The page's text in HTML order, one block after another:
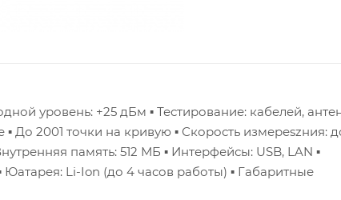
уровень: +25 дБм ▪ Тестирование: кабелей,
▪ До 2001 точки на кривую ▪ Скорость измереszния:
память: 512 МБ ▪ Интерфейсы: USB, LAN ▪
Юатарея: Li-Ion (до 4 часов работы) ▪ Габаритные